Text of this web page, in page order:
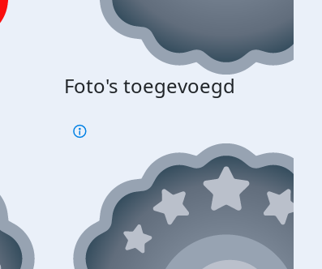
Foto's toegevoegd